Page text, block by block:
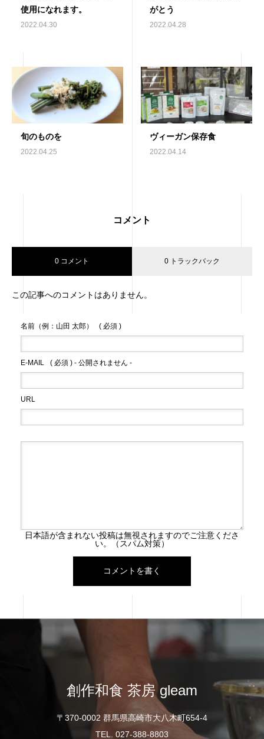
使用になれます。
2022.04.30
がとう
2022.04.28
旬のものを
2022.04.25
ヴィーガン保存食
2022.04.14
コメント
0 コメント 0 トラックバック
この記事へのコメントはありません。
名前（例：山田 太郎） ( 必須 )
E-MAIL ( 必須 ) - 公開されません -
URL
日本語が含まれない投稿は無視されますのでご注意くださ
い。（スパム対策）
創作和食 茶房 gleam
〒370-0002 群馬県高崎市大八木町654-4
TEL. 027-388-8803